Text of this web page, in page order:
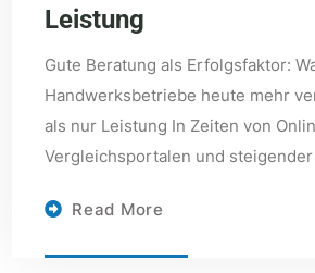
Leistung
Gute Beratung als Erfolgsfaktor:
Handwerksbetriebe heute mehr
als nur Leistung In Zeiten von
Vergleichsportalen und steigender
Read More